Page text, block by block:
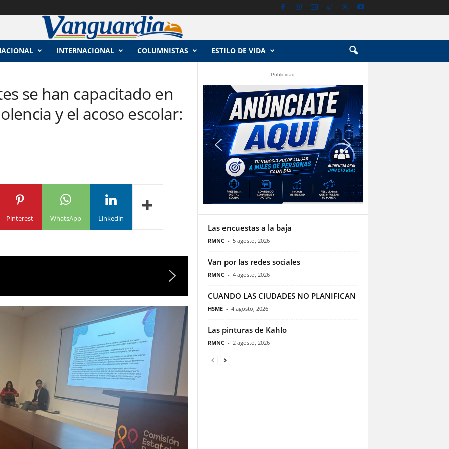
INTERNACIONAL COLUMNISTAS ESTILO DE VIDA
se han capacitado en
y el acoso escolar:
Pinterest WhatsApp Linkedin
- Publicidad -
Las encuestas a la baja
RMNC - 5 agosto, 2026
Van por las redes sociales
RMNC - 4 agosto, 2026
CUANDO LAS CIUDADES NO PLANIFICAN
HSME - 4 agosto, 2026
Las pinturas de Kahlo
RMNC - 2 agosto, 2026